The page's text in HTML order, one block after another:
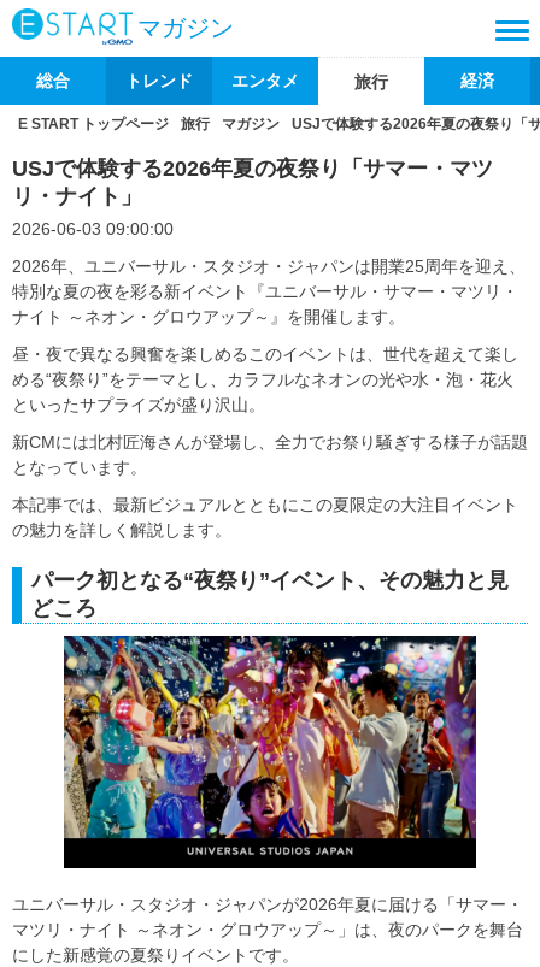
マガジン
総合 トレンド エンタメ 旅行 経済
E START トップページ 旅行 マガジン USJで体験する2026年夏の夜祭り「
USJで体験する2026年夏の夜祭り「サマー・マツ
リ・ナイト」
2026-06-03 09:00:00
2026年、ユニバーサル・スタジオ・ジャパンは開業25周年を迎え、
特別な夏の夜を彩る新イベント『ユニバーサル・サマー・マツリ・
ナイト ～ネオン・グロウアップ～』を開催します。
昼・夜で異なる興奮を楽しめるこのイベントは、世代を超えて楽し
める“夜祭り”をテーマとし、カラフルなネオンの光や水・泡・花火
といったサプライズが盛り沢山。
新CMには北村匠海さんが登場し、全力でお祭り騒ぎする様子が話題
となっています。
本記事では、最新ビジュアルとともにこの夏限定の大注目イベント
の魅力を詳しく解説します。
パーク初となる“夜祭り”イベント、その魅力と見
どころ
ユニバーサル・スタジオ・ジャパンが2026年夏に届ける「サマー・
マツリ・ナイト ～ネオン・グロウアップ～」は、夜のパークを舞台
にした新感覚の夏祭りイベントです。